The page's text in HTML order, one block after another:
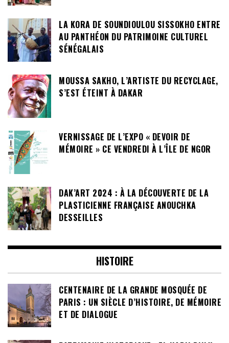
LA KORA DE SOUNDIOULOU SISSOKHO ENTRE
AU PANTHÉON DU PATRIMOINE CULTUREL
SÉNÉGALAIS
MOUSSA SAKHO, L’ARTISTE DU RECYCLAGE,
S’EST ÉTEINT À DAKAR
VERNISSAGE DE L’EXPO « DEVOIR DE
MÉMOIRE » CE VENDREDI À L’ÎLE DE NGOR
DAK’ART 2024 : À LA DÉCOUVERTE DE LA
PLASTICIENNE FRANÇAISE ANOUCHKA
DESSEILLES
HISTOIRE
CENTENAIRE DE LA GRANDE MOSQUÉE DE
PARIS : UN SIÈCLE D’HISTOIRE, DE MÉMOIRE
ET DE DIALOGUE